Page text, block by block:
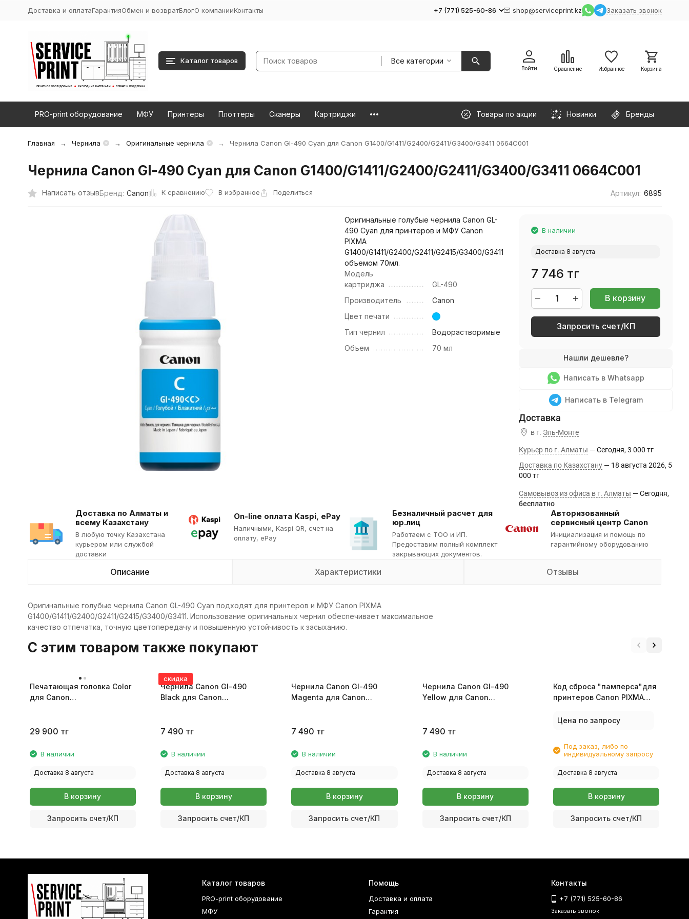
Доставка и оплатаГарантияОбмен и возвратБлогО компанииКонтакты +7 (771) 525-60-86 shop@serviceprint.kz Заказать звонок
Каталог товаров Все категории
Войти Сравнение Избранное Корзина
PRO-print оборудование МФУ Принтеры Плоттеры Сканеры Картриджи Товары по акции Новинки Бренды
Главная Чернила Оригинальные чернила Чернила Canon Gl-490 Cyan для Canon G1400/G1411/G2400/G2411/G3400/G3411 0664C001
Чернила Canon Gl-490 Cyan для Canon G1400/G1411/G2400/G2411/G3400/G3411 0664C001
Написать отзывБренд: Canon К сравнению В избранное Поделиться Артикул: 6895
Оригинальные голубые чернила Canon GL-
490 Cyan для принтеров и МФУ Canon
PIXMA
G1400/G1411/G2400/G2411/G2415/G3400/G3411
объемом 70мл.
Модель
картриджа
GL-490
Производитель
Canon
Цвет печати
Тип чернил
Водорастворимые
Объем
70 мл
В наличии
Доставка 8 августа
7 746 тг
В корзину
Запросить счет/КП
Написать в Whatsapp
Написать в Telegram
в г. Эль-Монте
Курьер по г. Алматы Сегодня 3 000 тг
Доставка по Казахстану
18 августа 2026 5
000 тг
Самовывоз из офиса в г. Алматы
Сегодня
Бесплатно
Доставка по Алматы и
всему Казахстану
В любую точку Казахстана
курьером или службой
доставки
On-line оплата Kaspi, ePay
Наличными, Kaspi QR, cчет на
оплату, ePay
Безналичный расчет для
юр.лиц
Работаем с ТОО и ИП.
Предоставим полный комплект
закрывающих документов.
Авторизованный
сервисный центр Canon
Инициализация и помощь по
гарантийному оборудованию
Описание Характеристики Отзывы
Оригинальные голубые чернила Canon GL-490 Cyan подходят для принтеров и МФУ Canon PIXMA
G1400/G1411/G2400/G2411/G2415/G3400/G3411. Использование оригинальных чернил обеспечивает максимальное
качество отпечатка, точную цветопередачу и повышенную устойчивость к засыханию.
C этим товаром также покупают
Печатающая головка Color
для Canon
000000
29 900 тг
В наличии
Доставка 8 августа
В корзину
Запросить счет/КП
скидка
Чернила Canon Gl-490
Black для Canon
7 490 тг
В наличии
Доставка 8 августа
В корзину
Запросить счет/КП
Чернила Canon Gl-490
Magenta для Canon
7 490 тг
В наличии
Доставка 8 августа
В корзину
Запросить счет/КП
Чернила Canon Gl-490
Yellow для Canon
7 490 тг
В наличии
Доставка 8 августа
В корзину
Запросить счет/КП
Код сброса "памперса"для
принтеров Canon PIXMA
Цена по запросу
Под заказ, либо по
индивидуальному запросу
Доставка 8 августа
В корзину
Запросить счет/КП
Каталог товаров
PRO-print оборудование
МФУ
Помощь
Доставка и оплата
Гарантия
Контакты
+7 (771) 525-60-86
Заказать звонок